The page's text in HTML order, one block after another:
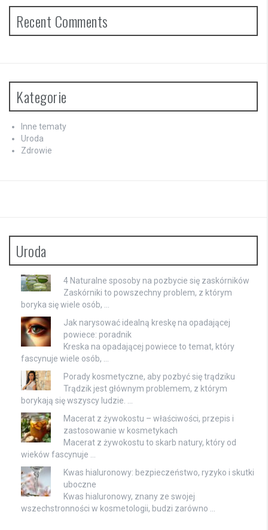
Recent Comments
Kategorie
Inne tematy
Uroda
Zdrowie
Uroda
4 Naturalne sposoby na pozbycie się zaskórników
Zaskórniki to powszechny problem, z którym
boryka się wiele osób, …
Jak narysować idealną kreskę na opadającej
powiece: poradnik
Kreska na opadającej powiece to temat, który
fascynuje wiele osób, …
Porady kosmetyczne, aby pozbyć się trądziku
Trądzik jest głównym problemem, z którym
borykają się wszyscy ludzie. …
Macerat z żywokostu – właściwości, przepis i
zastosowanie w kosmetykach
Macerat z żywokostu to skarb natury, który od
wieków fascynuje …
Kwas hialuronowy: bezpieczeństwo, ryzyko i skutki
uboczne
Kwas hialuronowy, znany ze swojej
wszechstronności w kosmetologii, budzi zarówno …